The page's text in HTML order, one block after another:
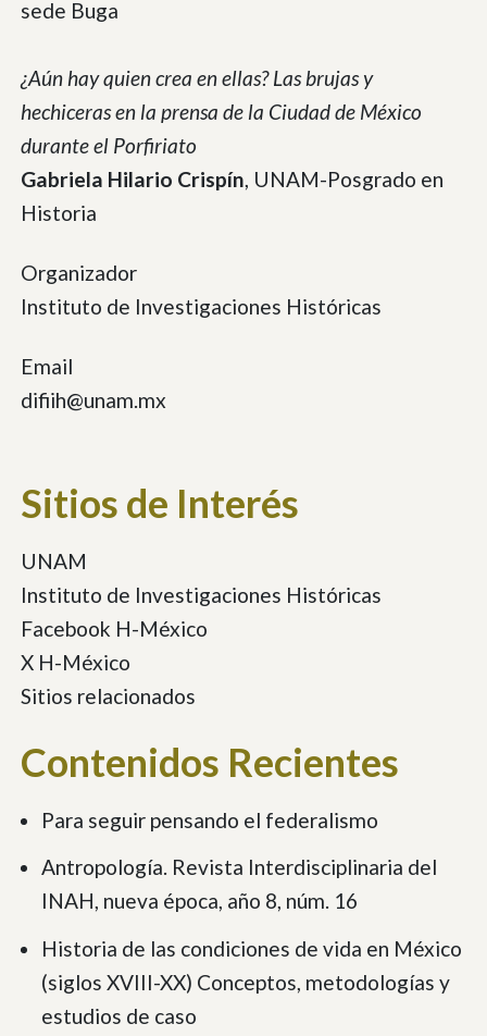
sede Buga
¿Aún hay quien crea en ellas? Las brujas y
hechiceras en la prensa de la Ciudad de México
durante el Porfiriato
Gabriela Hilario Crispín, UNAM-Posgrado en
Historia
Organizador
Instituto de Investigaciones Históricas
Email
difiih@unam.mx
Sitios de Interés
UNAM
Instituto de Investigaciones Históricas
Facebook H-México
X H-México
Sitios relacionados
Contenidos Recientes
Para seguir pensando el federalismo
Antropología. Revista Interdisciplinaria del
INAH, nueva época, año 8, núm. 16
Historia de las condiciones de vida en México
(siglos XVIII-XX) Conceptos, metodologías y
estudios de caso